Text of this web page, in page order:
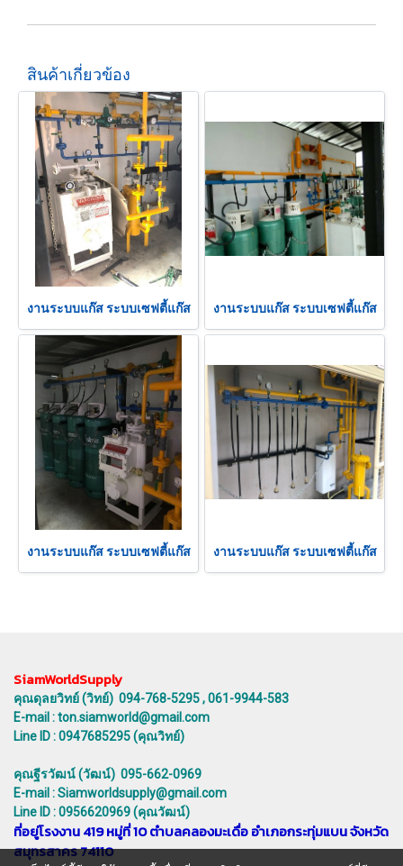
สินค้าเกี่ยวข้อง
งานระบบแก๊ส ระบบเซฟตี้แก๊ส งานระบบแก๊ส ระบบเซฟตี้แก๊ส
งานระบบแก๊ส ระบบเซฟตี้แก๊ส งานระบบแก๊ส ระบบเซฟตี้แก๊ส
SiamWorldSupply
คุณดุลยวิทย์ (วิทย์) 094-768-5295 , 061-9944-583
E-mail : ton.siamworld@gmail.com
Line ID : 0947685295 (คุณวิทย์)
คุณฐีรวัฒน์ (วัฒน์) 095-662-0969
E-mail : Siamworldsupply@gmail.com
Line ID : 0956620969 (คุณวัฒน์)
ที่อยู่โรงงาน 419 หมู่ที่ 10 ตำบลคลองมะเดื่อ อำเภอกระทุ่มแบน จังหวัด
สมุทรสาคร 74110